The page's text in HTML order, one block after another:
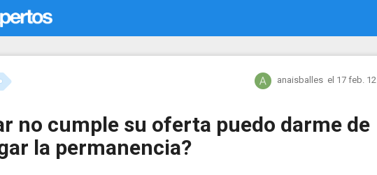
anaisballes el 17 feb. 12
no cumple su oferta puedo darme de
la permanencia?